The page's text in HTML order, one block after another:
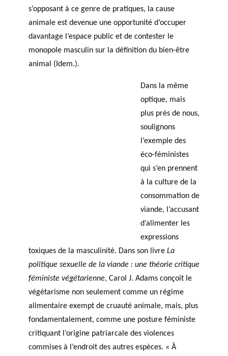
s’opposant à ce genre de pratiques, la cause
animale est devenue une opportunité d’occuper
davantage l’espace public et de contester le
monopole masculin sur la définition du bien-être
animal (Idem.).
Dans la même
optique, mais
plus près de nous,
soulignons
l’exemple des
éco-féministes
qui s’en prennent
à la culture de la
consommation de
viande, l’accusant
d’alimenter les
expressions
toxiques de la masculinité. Dans son livre La
politique sexuelle de la viande : une théorie critique
féministe végétarienne, Carol J. Adams conçoit le
végétarisme non seulement comme un régime
alimentaire exempt de cruauté animale, mais, plus
fondamentalement, comme une posture féministe
critiquant l’origine patriarcale des violences
commises à l’endroit des autres espèces. « À